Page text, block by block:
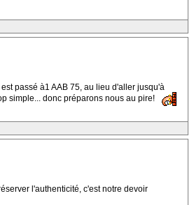
passé à1 AAB 75, au lieu d'aller jusqu'à
simple... donc préparons nous au pire!
l'authenticité, c'est notre devoir